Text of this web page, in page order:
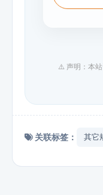
⚠️ 声明：本站
关联标签： 其它